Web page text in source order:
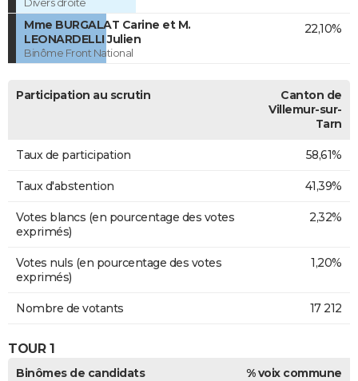
Mme BURGALAT Carine et M.
LEONARDELLI Julien
Binôme Front National
22,10%
Participation au scrutin
Canton de
Villemur-sur-
Tarn
Taux de participation 58,61%
Taux d'abstention 41,39%
Votes blancs (en pourcentage des votes
exprimés)
2,32%
Votes nuls (en pourcentage des votes
exprimés)
1,20%
Nombre de votants 17 212
TOUR 1
Binômes de candidats
% voix commune